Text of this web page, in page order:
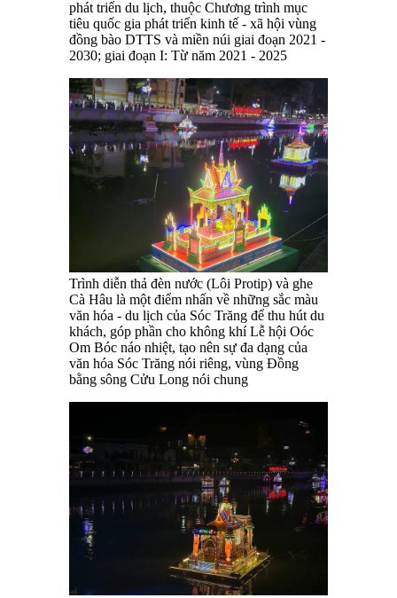
phát triển du lịch, thuộc Chương trình mục
tiêu quốc gia phát triển kinh tế - xã hội vùng
đồng bào DTTS và miền núi giai đoạn 2021 -
2030; giai đoạn I: Từ năm 2021 - 2025
Trình diễn thả đèn nước (Lôi Protip) và ghe
Cà Hâu là một điểm nhấn về những sắc màu
văn hóa - du lịch của Sóc Trăng để thu hút du
khách, góp phần cho không khí Lễ hội Oóc
Om Bóc náo nhiệt, tạo nên sự đa dạng của
văn hóa Sóc Trăng nói riêng, vùng Đồng
bằng sông Cửu Long nói chung